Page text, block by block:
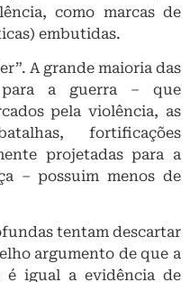
como marcas de
embutidas.
A grande maioria das
para a guerra – que
pela violência, as
fortificações
projetadas para a
– possuim menos de
tentam descartar
argumento de que a
é igual a evidência de